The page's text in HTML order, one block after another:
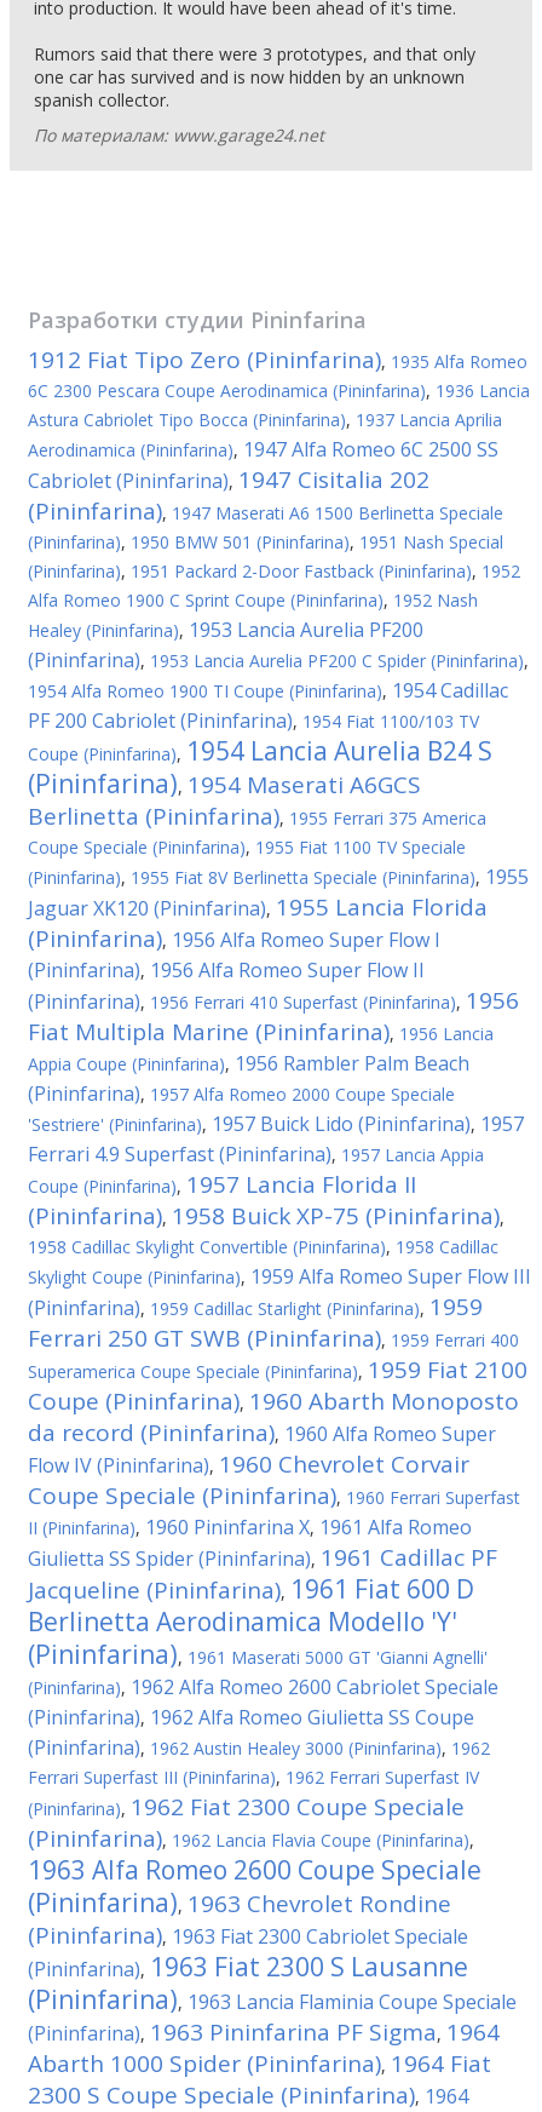
into production. It would have been ahead of it's time.
Rumors said that there were 3 prototypes, and that only
one car has survived and is now hidden by an unknown
spanish collector.
По материалам: www.garage24.net
Разработки студии Pininfarina
1912 Fiat Tipo Zero (Pininfarina), 1935 Alfa Romeo
6C 2300 Pescara Coupe Aerodinamica (Pininfarina), 1936 Lancia
Astura Cabriolet Tipo Bocca (Pininfarina), 1937 Lancia Aprilia
Aerodinamica (Pininfarina), 1947 Alfa Romeo 6C 2500 SS
Cabriolet (Pininfarina), 1947 Cisitalia 202
(Pininfarina), 1947 Maserati A6 1500 Berlinetta Speciale
(Pininfarina), 1950 BMW 501 (Pininfarina), 1951 Nash Special
(Pininfarina), 1951 Packard 2-Door Fastback (Pininfarina), 1952
Alfa Romeo 1900 C Sprint Coupe (Pininfarina), 1952 Nash
Healey (Pininfarina), 1953 Lancia Aurelia PF200
(Pininfarina), 1953 Lancia Aurelia PF200 C Spider (Pininfarina),
1954 Alfa Romeo 1900 TI Coupe (Pininfarina), 1954 Cadillac
PF 200 Cabriolet (Pininfarina), 1954 Fiat 1100/103 TV
Coupe (Pininfarina), 1954 Lancia Aurelia B24 S
(Pininfarina), 1954 Maserati A6GCS
Berlinetta (Pininfarina), 1955 Ferrari 375 America
Coupe Speciale (Pininfarina), 1955 Fiat 1100 TV Speciale
(Pininfarina), 1955 Fiat 8V Berlinetta Speciale (Pininfarina), 1955
Jaguar XK120 (Pininfarina), 1955 Lancia Florida
(Pininfarina), 1956 Alfa Romeo Super Flow I
(Pininfarina), 1956 Alfa Romeo Super Flow II
(Pininfarina), 1956 Ferrari 410 Superfast (Pininfarina), 1956
Fiat Multipla Marine (Pininfarina), 1956 Lancia
Appia Coupe (Pininfarina), 1956 Rambler Palm Beach
(Pininfarina), 1957 Alfa Romeo 2000 Coupe Speciale
'Sestriere' (Pininfarina), 1957 Buick Lido (Pininfarina), 1957
Ferrari 4.9 Superfast (Pininfarina), 1957 Lancia Appia
Coupe (Pininfarina), 1957 Lancia Florida II
(Pininfarina), 1958 Buick XP-75 (Pininfarina),
1958 Cadillac Skylight Convertible (Pininfarina), 1958 Cadillac
Skylight Coupe (Pininfarina), 1959 Alfa Romeo Super Flow III
(Pininfarina), 1959 Cadillac Starlight (Pininfarina), 1959
Ferrari 250 GT SWB (Pininfarina), 1959 Ferrari 400
Superamerica Coupe Speciale (Pininfarina), 1959 Fiat 2100
Coupe (Pininfarina), 1960 Abarth Monoposto
da record (Pininfarina), 1960 Alfa Romeo Super
Flow IV (Pininfarina), 1960 Chevrolet Corvair
Coupe Speciale (Pininfarina), 1960 Ferrari Superfast
II (Pininfarina), 1960 Pininfarina X, 1961 Alfa Romeo
Giulietta SS Spider (Pininfarina), 1961 Cadillac PF
Jacqueline (Pininfarina), 1961 Fiat 600 D
Berlinetta Aerodinamica Modello 'Y'
(Pininfarina), 1961 Maserati 5000 GT 'Gianni Agnelli'
(Pininfarina), 1962 Alfa Romeo 2600 Cabriolet Speciale
(Pininfarina), 1962 Alfa Romeo Giulietta SS Coupe
(Pininfarina), 1962 Austin Healey 3000 (Pininfarina), 1962
Ferrari Superfast III (Pininfarina), 1962 Ferrari Superfast IV
(Pininfarina), 1962 Fiat 2300 Coupe Speciale
(Pininfarina), 1962 Lancia Flavia Coupe (Pininfarina),
1963 Alfa Romeo 2600 Coupe Speciale
(Pininfarina), 1963 Chevrolet Rondine
(Pininfarina), 1963 Fiat 2300 Cabriolet Speciale
(Pininfarina), 1963 Fiat 2300 S Lausanne
(Pininfarina), 1963 Lancia Flaminia Coupe Speciale
(Pininfarina), 1963 Pininfarina PF Sigma, 1964
Abarth 1000 Spider (Pininfarina), 1964 Fiat
2300 S Coupe Speciale (Pininfarina), 1964